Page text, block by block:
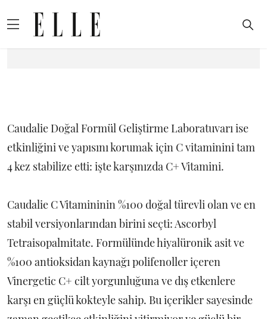
Caudalie Doğal Formül Geliştirme Laboratuvarı ise
etkinliğini ve yapısını korumak için C vitaminini tam
4 kez stabilize etti: işte karşınızda C+ Vitamini.
Caudalie C Vitamininin %100 doğal türevli olan ve en
stabil versiyonlarından birini seçti: Ascorbyl
Tetraisopalmitate. Formülünde hiyalüronik asit ve
%100 antioksidan kaynağı polifenoller içeren
Vinergetic C+ cilt yorgunluğuna ve dış etkenlere
karşı en güçlü kokteyle sahip. Bu içerikler sayesinde